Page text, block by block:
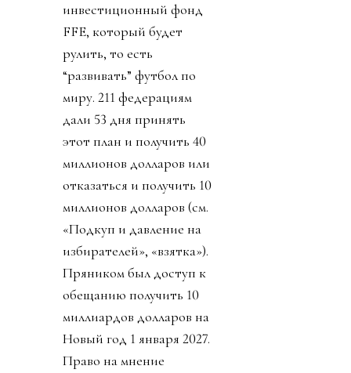
инвестиционный фонд
FFE, который будет
рулить, то есть
“развивать” футбол по
миру. 211 федерациям
дали 53 дня принять
этот план и получить 40
миллионов долларов или
отказаться и получить 10
миллионов долларов (см.
«Подкуп и давление на
избирателей», «взятка»).
Пряником был доступ к
обещанию получить 10
миллиардов долларов на
Новый год 1 января 2027.
Право на мнение